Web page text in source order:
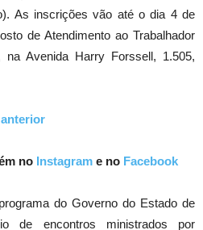
As inscrições vão até o dia 4 de
de Atendimento ao Trabalhador
Avenida Harry Forssell, 1.505,
no Instagram e no Facebook
do Governo do Estado de
de encontros ministrados por